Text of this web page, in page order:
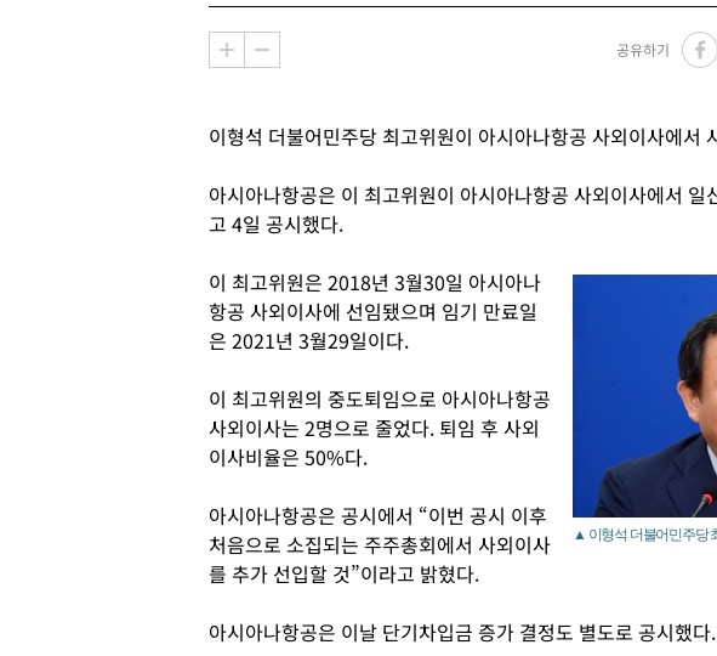
공유하기
이형석 더불어민주당 최고위원이 아시아나항공 사외이사에서
아시아나항공은 이 최고위원이 아시아나항공 사외이사에서 일
고 4일 공시했다.
▲ 이형석 더불어민주당
이 최고위원은 2018년 3월30일 아시아나
항공 사외이사에 선임됐으며 임기 만료일
은 2021년 3월29일이다.
이 최고위원의 중도퇴임으로 아시아나항공
사외이사는 2명으로 줄었다. 퇴임 후 사외
이사비율은 50%다.
아시아나항공은 공시에서 “이번 공시 이후
처음으로 소집되는 주주총회에서 사외이사
를 추가 선입할 것”이라고 밝혔다.
아시아나항공은 이날 단기차입금 증가 결정도 별도로 공시했다.